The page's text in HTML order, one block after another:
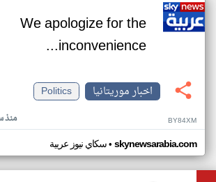
We apologize for the
inconvenience...
اخبار موريتانيا
Politics
منذ BY84XM
سكاي نيوز عربية• skynewsarabia.com